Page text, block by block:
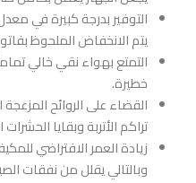
التوفير بدرجة كبيرة في
يتم الانخفاض الملحوظ
التمتع بهواء نقي خالي
خطيرة.
القضاء على الروائح
تراكم الأتربة وبقايا الحشرات
زيادة العمر الافتراضي
وبالتالي يقلل من نفقات